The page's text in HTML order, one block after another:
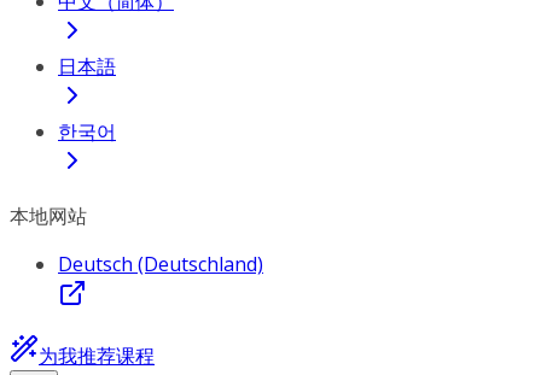
日本語
한국어
本地网站
Deutsch (Deutschland)
为我推荐课程